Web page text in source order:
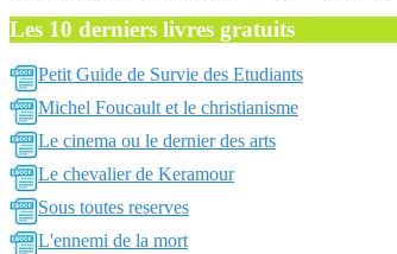
Les 10 derniers livres gratuits
Petit Guide de Survie des Etudiants
Michel Foucault et le christianisme
Le cinema ou le dernier des arts
Le chevalier de Keramour
Sous toutes reserves
L'ennemi de la mort